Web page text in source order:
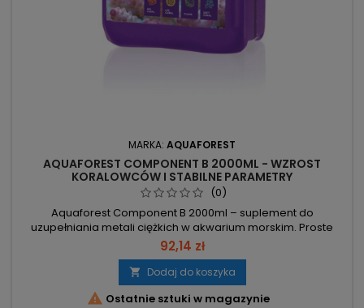
MARKA: AQUAFOREST
AQUAFOREST COMPONENT B 2000ML - WZROST
KORALOWCÓW I STABILNE PARAMETRY
(0)
Aquaforest Component B 2000ml – suplement do
uzupełniania metali ciężkich w akwarium morskim. Proste
dozowanie zgodnie z zaleceniami producenta. Pojemność
2000 ml – ok. 200 dawek po 10 ml (nakrętka). Dawka: 10 ml na
200 l lub 10 kropli na 10 l wody (przy średniej obsadzie korali).
Częstotliwość: min. 1x/tydzień – stosować co najmniej raz w...
92,14 zł
 Dodaj do koszyka
 Ostatnie sztuki w magazynie